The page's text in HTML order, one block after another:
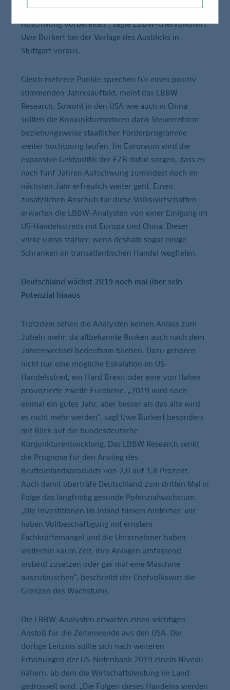
drehen, weil sich die ersten Anleger auf den
Abschwung vorbereiten“, sagte LBBW-Chefvolkswirt
Uwe Burkert bei der Vorlage des Ausblicks in
Stuttgart voraus.
Gleich mehrere Punkte sprechen für einen positiv
stimmenden Jahresauftakt, meint das LBBW
Research. Sowohl in den USA wie auch in China
sollten die Konjunkturmotoren dank Steuerreform
beziehungsweise staatlicher Förderprogramme
weiter hochtourig laufen. Im Euroraum wird die
expansive Geldpolitik der EZB dafür sorgen, dass es
nach fünf Jahren Aufschwung zumindest noch im
nächsten Jahr erfreulich weiter geht. Einen
zusätzlichen Anschub für diese Volkswirtschaften
erwarten die LBBW-Analysten von einer Einigung im
US-Handelsstreits mit Europa und China. Dieser
wirke umso stärker, wenn deshalb sogar einige
Schranken im transatlantischen Handel wegfielen.
Deutschland wächst 2019 noch mal über sein
Potenzial hinaus
Trotzdem sehen die Analysten keinen Anlass zum
Jubeln mehr, da altbekannte Risiken auch nach dem
Jahreswechsel bedeutsam blieben. Dazu gehören
nicht nur eine mögliche Eskalation im US-
Handelsstreit, ein Hard Brexit oder eine von Italien
provozierte zweite Eurokrise. „2019 wird noch
einmal ein gutes Jahr, aber besser als das alte wird
es nicht mehr werden“, sagt Uwe Burkert besonders
mit Blick auf die bundesdeutsche
Konjunkturentwicklung. Das LBBW Research senkt
die Prognose für den Anstieg des
Bruttoinlandsprodukts von 2,0 auf 1,8 Prozent.
Auch damit überträfe Deutschland zum dritten Mal in
Folge das langfristig gesunde Potenzialwachstum.
„Die Investitionen im Inland hinken hinterher, wir
haben Vollbeschäftigung mit ernstem
Fachkräftemangel und die Unternehmer haben
weiterhin kaum Zeit, ihre Anlagen umfassend
instand zusetzen oder gar mal eine Maschine
auszutauschen“, beschreibt der Chefvolkswirt die
Grenzen des Wachstums.
Die LBBW-Analysten erwarten einen wichtigen
Anstoß für die Zeitenwende aus den USA. Der
dortige Leitzins sollte sich nach weiteren
Erhöhungen der US-Notenbank 2019 einem Niveau
nähern, ab dem die Wirtschaftsleistung im Land
gedrosselt wird. „Die Folgen dieses Handelns werden